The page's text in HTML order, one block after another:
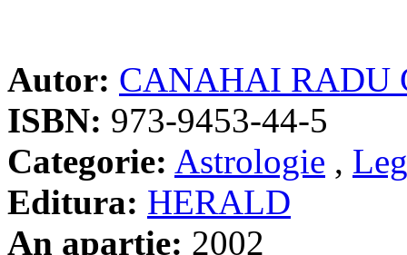
Autor: CANAHAI RADU
ISBN: 973-9453-44-5
Categorie: Astrologie ,
Editura: HERALD
An apartie: 2002